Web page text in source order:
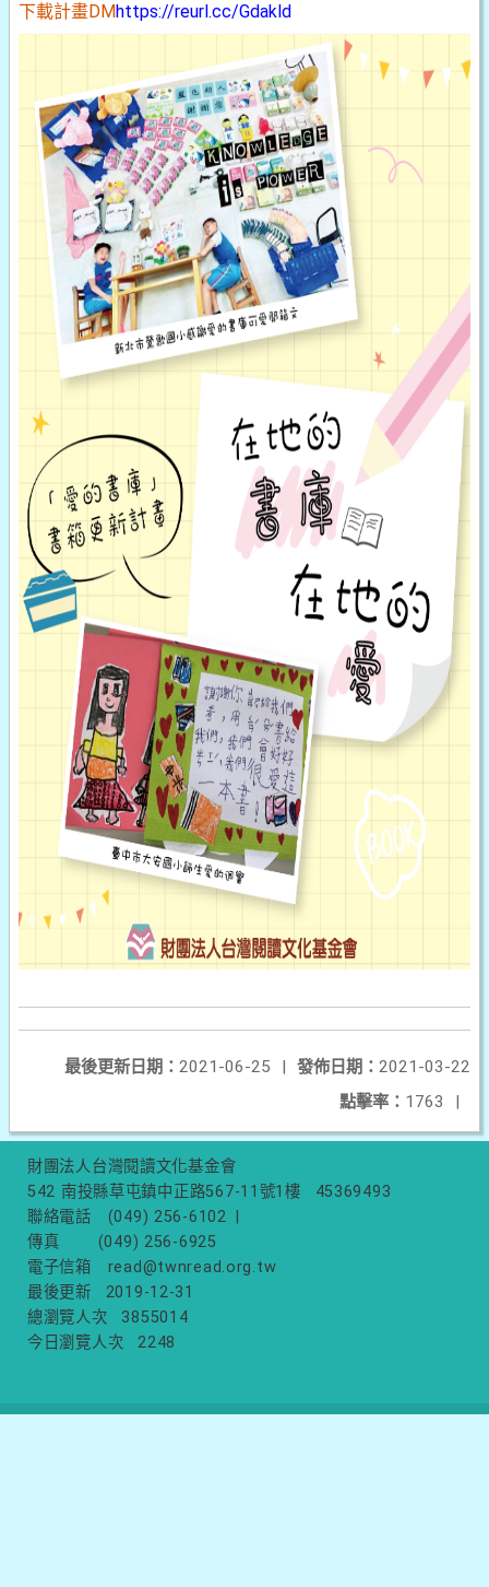
下載計畫DMhttps://reurl.cc/Gdakld
發佈日期： 2021-03-22
最後更新日期： 2021-06-25
|
點擊率： 1763 |
財團法人台灣閱讀文化基金會
542 南投縣草屯鎮中正路567-11號1樓
45369493
聯絡電話
(049) 256-6102
傳真
(049) 256-6925
電子信箱
read@twnread.org.tw
最後更新
2019-12-31
總瀏覽人次
3855014
今日瀏覽人次
2248